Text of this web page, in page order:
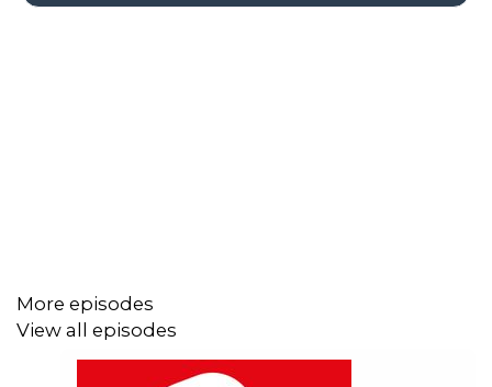
More episodes
View all episodes